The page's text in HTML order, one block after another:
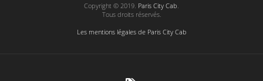
Copyright © 2019. Paris City Cab
Tous droits réservés.
Les mentions légales de Paris City Cab